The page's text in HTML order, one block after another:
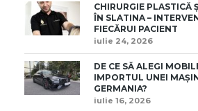
CHIRURGIE PLASTICĂ
ÎN SLATINA –
FIECĂRUI PACIENT
iulie 24, 2026
DE CE SĂ ALEGI
IMPORTUL UNEI
GERMANIA?
iulie 16, 2026